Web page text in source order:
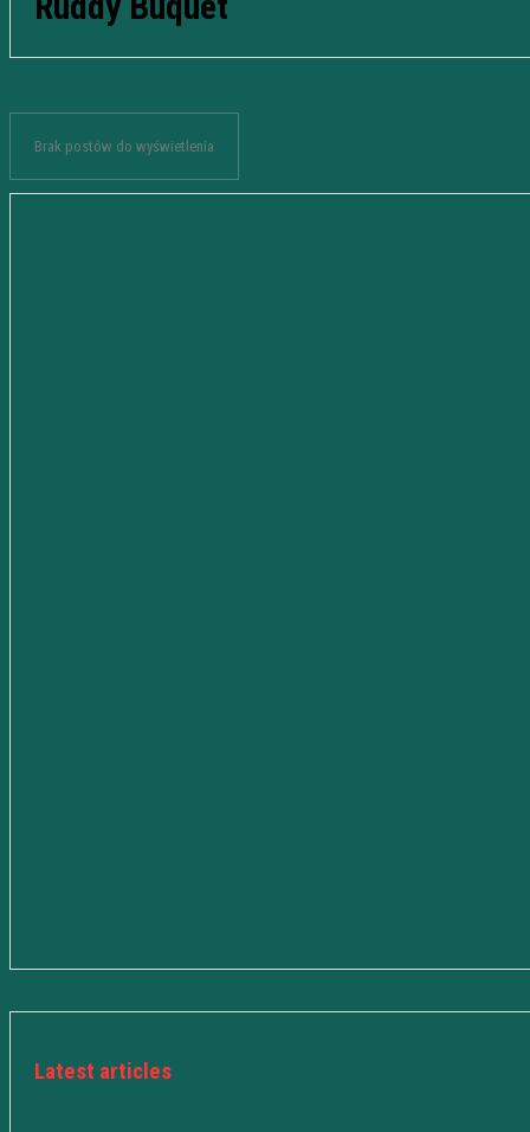
Brak postów do wyświetlenia
Latest articles